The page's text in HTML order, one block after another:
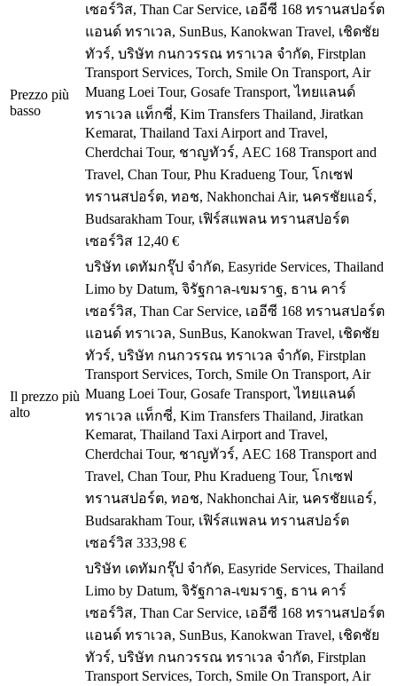
Prezzo più
basso
เซอร์วิส, Than Car Service, เออีซี 168 ทรานสปอร์ต
แอนด์ ทราเวล, SunBus, Kanokwan Travel, เชิดชัย
ทัวร์, บริษัท กนกวรรณ ทราเวล จำกัด, Firstplan
Transport Services, Torch, Smile On Transport, Air
Muang Loei Tour, Gosafe Transport, ไทยแลนด์
ทราเวล แท็กซี่, Kim Transfers Thailand, Jiratkan
Kemarat, Thailand Taxi Airport and Travel,
Cherdchai Tour, ชาญทัวร์, AEC 168 Transport and
Travel, Chan Tour, Phu Kradueng Tour, โกเซฟ
ทรานสปอร์ต, ทอช, Nakhonchai Air, นครชัยแอร์,
Budsarakham Tour, เฟิร์สแพลน ทรานสปอร์ต
เซอร์วิส 12,40 €
Il prezzo più
alto
บริษัท เดทัมกรุ๊ป จำกัด, Easyride Services, Thailand
Limo by Datum, จิรัฐกาล-เขมราฐ, ธาน คาร์
เซอร์วิส, Than Car Service, เออีซี 168 ทรานสปอร์ต
แอนด์ ทราเวล, SunBus, Kanokwan Travel, เชิดชัย
ทัวร์, บริษัท กนกวรรณ ทราเวล จำกัด, Firstplan
Transport Services, Torch, Smile On Transport, Air
Muang Loei Tour, Gosafe Transport, ไทยแลนด์
ทราเวล แท็กซี่, Kim Transfers Thailand, Jiratkan
Kemarat, Thailand Taxi Airport and Travel,
Cherdchai Tour, ชาญทัวร์, AEC 168 Transport and
Travel, Chan Tour, Phu Kradueng Tour, โกเซฟ
ทรานสปอร์ต, ทอช, Nakhonchai Air, นครชัยแอร์,
Budsarakham Tour, เฟิร์สแพลน ทรานสปอร์ต
เซอร์วิส 333,98 €
บริษัท เดทัมกรุ๊ป จำกัด, Easyride Services, Thailand
Limo by Datum, จิรัฐกาล-เขมราฐ, ธาน คาร์
เซอร์วิส, Than Car Service, เออีซี 168 ทรานสปอร์ต
แอนด์ ทราเวล, SunBus, Kanokwan Travel, เชิดชัย
ทัวร์, บริษัท กนกวรรณ ทราเวล จำกัด, Firstplan
Transport Services, Torch, Smile On Transport, Air